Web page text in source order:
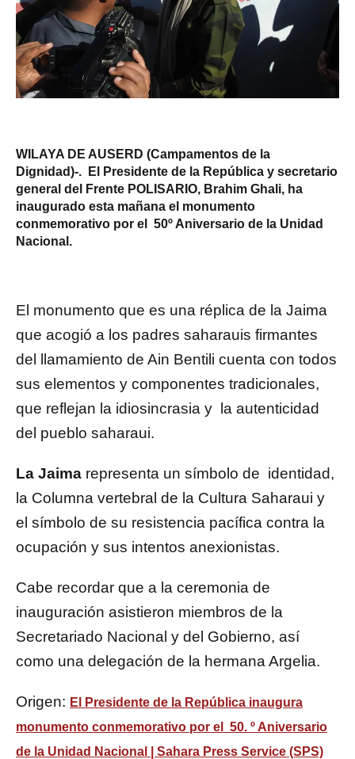
WILAYA DE AUSERD (Campamentos de la
Dignidad)-. El Presidente de la República y secretario
general del Frente POLISARIO, Brahim Ghali, ha
inaugurado esta mañana el monumento
conmemorativo por el 50º Aniversario de la Unidad
Nacional.
El monumento que es una réplica de la Jaima
que acogió a los padres saharauis firmantes
del llamamiento de Ain Bentili cuenta con todos
sus elementos y componentes tradicionales,
que reflejan la idiosincrasia y la autenticidad
del pueblo saharaui.
La Jaima representa un símbolo de identidad,
la Columna vertebral de la Cultura Saharaui y
el símbolo de su resistencia pacífica contra la
ocupación y sus intentos anexionistas.
Cabe recordar que a la ceremonia de
inauguración asistieron miembros de la
Secretariado Nacional y del Gobierno, así
como una delegación de la hermana Argelia.
Origen: El Presidente de la República inaugura
monumento conmemorativo por el 50. º Aniversario
de la Unidad Nacional | Sahara Press Service (SPS)